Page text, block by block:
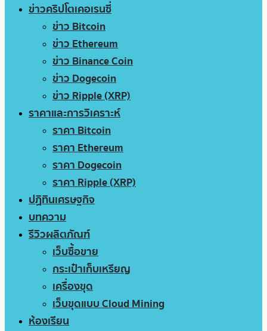
ข่าวคริปโตเคอเรนซี่
ข่าว Bitcoin
ข่าว Ethereum
ข่าว Binance Coin
ข่าว Dogecoin
ข่าว Ripple (XRP)
ราคาและการวิเคราะห์
ราคา Bitcoin
ราคา Ethereum
ราคา Dogecoin
ราคา Ripple (XRP)
ปฏิทินเศรษฐกิจ
บทความ
รีวิวผลิตภัณฑ์
เว็บซื้อขาย
กระเป๋าเก็บเหรียญ
เครื่องขุด
เว็บขุดแบบ Cloud Mining
ห้องเรียน